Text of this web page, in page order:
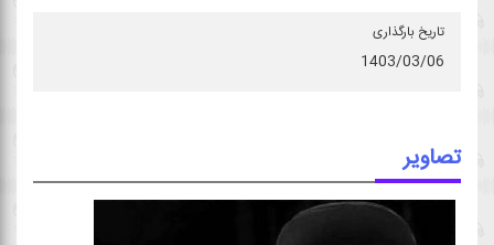
تاریخ بارگذاری
1403/03/06
تصاویر